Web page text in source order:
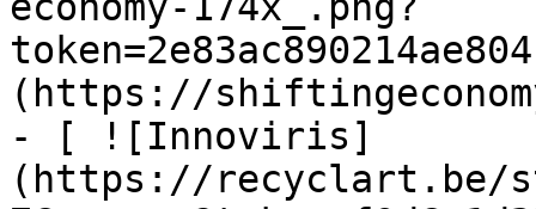
(https://
- [ ![Innoviris]
(https://recyclart.be/